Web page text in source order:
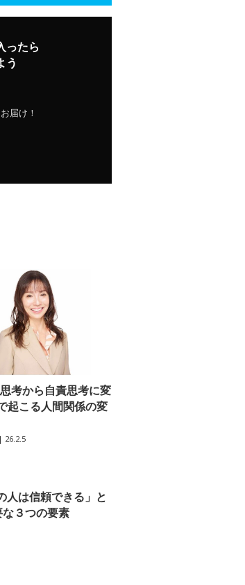
ったら
う
届け！
考から自責思考に変
起こる人間関係の変
| 26.2.5
人は信頼できる」と
３つの要素